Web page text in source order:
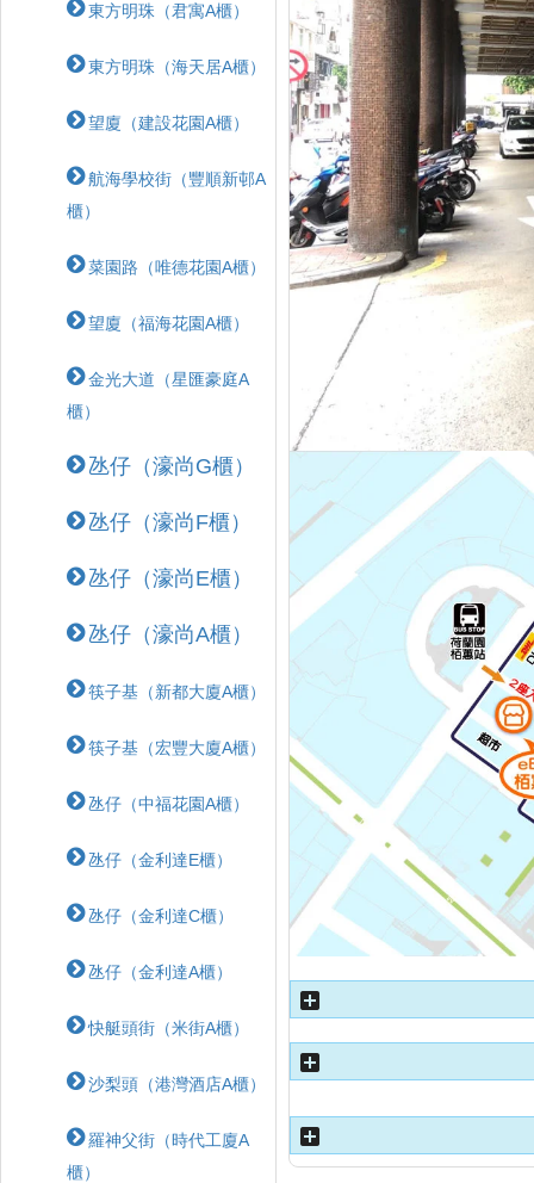
東方明珠（君寓A櫃）
東方明珠（海天居A櫃）
望廈（建設花園A櫃）
航海學校街（豐順新邨A
櫃）
菜園路（唯德花園A櫃）
望廈（福海花園A櫃）
金光大道（星匯豪庭A
櫃）
氹仔（濠尚G櫃）
氹仔（濠尚F櫃）
氹仔（濠尚E櫃）
氹仔（濠尚A櫃）
筷子基（新都大廈A櫃）
筷子基（宏豐大廈A櫃）
氹仔（中福花園A櫃）
氹仔（金利達E櫃）
氹仔（金利達C櫃）
氹仔（金利達A櫃）
快艇頭街（米街A櫃）
沙梨頭（港灣酒店A櫃）
羅神父街（時代工廈A
櫃）